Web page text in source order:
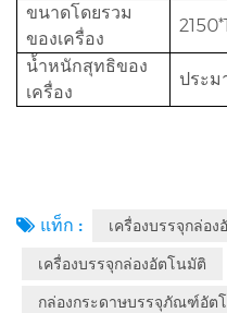
ขนาดโดยรวม
ของเครื่อง
น้ำหนักสุทธิของ
เครื่อง
ประ
แท็ก : เครื่องบรรจุกล่อ
เครื่องบรรจุกล่องอัตโนมัติ
กล่องกระดาษบรรจุภัณฑ์อัต